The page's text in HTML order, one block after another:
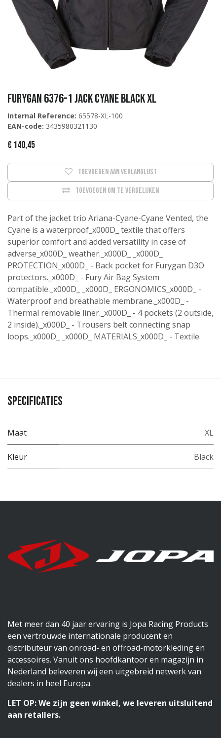
Furygan 6376-1 Jack Cyane Black XL
Internal Reference: 65578-XL-100
EAN-code: 3435980321130
€ 140,45
Toevoegen om te vergelijken
Toevoegen aan verlanglijst
Part of the jacket trio Ariana-Cyane-Cyane Vented, the
Cyane is a waterproof_x000D_ textile that offers
superior comfort and added versatility in case of
adverse_x000D_ weather._x000D_ _x000D_
PROTECTION_x000D_ - Back pocket for Furygan D3O
protectors._x000D_ - Fury Air Bag System
compatible._x000D_ _x000D_ ERGONOMICS_x000D_ -
Waterproof and breathable membrane._x000D_ -
Thermal removable liner._x000D_ - 4 pockets (2 outside,
2 inside)._x000D_ - Trousers belt connecting snap
loops._x000D_ _x000D_ MATERIALS_x000D_ - Textile.
Specificaties
Maat XL
Kleur Black
Met meer dan 40 jaar ervaring is Jopa Racing Products
een vertrouwde internationale producent en
distributeur van onroad- en offroad-motorkleding en
accessoires. Vanuit ons hoofdkantoor en magazijn in
Nederland beleveren wij een uitgebreid netwerk van
dealers in heel Europa.
LET OP: We zijn geen winkel, we leveren uitsluitend
aan retailers.